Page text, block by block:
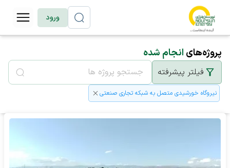
ورود
پروژه‌های انجام شده
فیلتر پیشرفته
نیروگاه خورشیدی متصل به شبکه تجاری صنعتی